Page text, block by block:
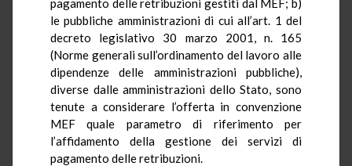
pagamento delle retribuzioni gestiti dal MEF; b)
le pubbliche amministrazioni di cui all’art. 1 del
decreto legislativo 30 marzo 2001, n. 165
(Norme generali sull’ordinamento del lavoro alle
dipendenze delle amministrazioni pubbliche),
diverse dalle amministrazioni dello Stato, sono
tenute a considerare l’offerta in convenzione
MEF quale parametro di riferimento per
l’affidamento della gestione dei servizi di
pagamento delle retribuzioni.